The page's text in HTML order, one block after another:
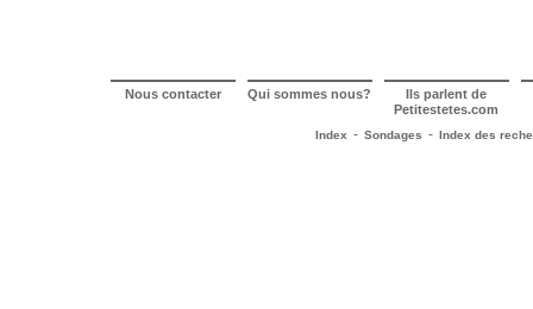
Nous contacter Qui sommes nous? Ils parlent de
Petitestetes.com
Index - Sondages - Index des